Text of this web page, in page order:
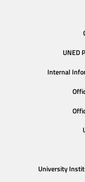
UNED
Internal
University